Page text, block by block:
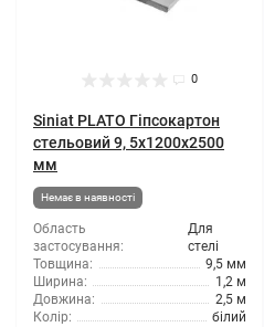
0
Siniat PLATO Гіпсокартон
стельовий 9, 5x1200x2500
мм
Немає в наявності
Область
застосування:
Для
стелі
Товщина:
9,5 мм
Ширина:
1,2 м
Довжина:
2,5 м
Колір:
білий